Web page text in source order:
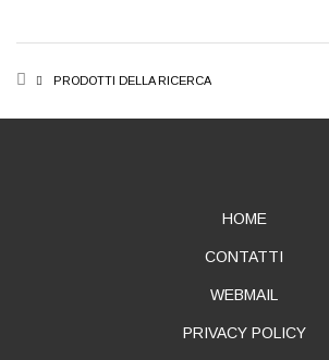
BREADCRUMB
PRODOTTI DELLA RICERCA
HOME
CONTATTI
WEBMAIL
PRIVACY POLICY